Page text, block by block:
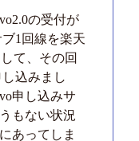
の受付が
1回線を楽天
て、その回
込みまし
申し込みサ
もない状況
あってしま